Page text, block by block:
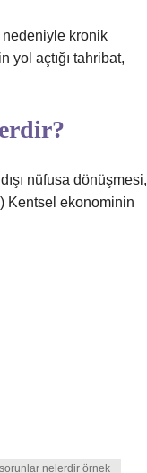
nedeniyle kronik
yol açtığı tahribat,
nüfusa dönüşmesi,
Kentsel ekonominin
nelerdir örnek